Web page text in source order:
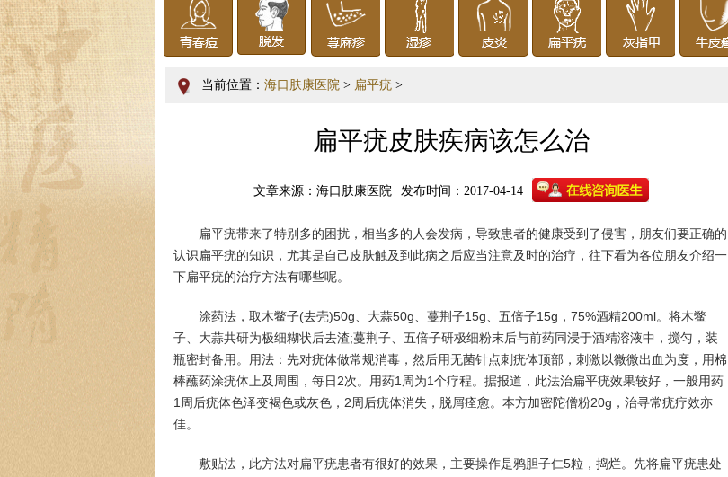
当前位置： 海口肤康医院 > 扁平疣 >
扁平疣皮肤疾病该怎么治
文章来源：海口肤康医院 发布时间：2017-04-14
扁平疣带来了特别多的困扰，相当多的人会发病，导致患者的健康受到了侵害，朋友们要正确的
认识扁平疣的知识，尤其是自己皮肤触及到此病之后应当注意及时的治疗，往下看为各位朋友介绍一
下扁平疣的治疗方法有哪些呢。
涂药法，取木鳖子(去壳)50g、大蒜50g、蔓荆子15g、五倍子15g，75%酒精200ml。将木鳖
子、大蒜共研为极细糊状后去渣;蔓荆子、五倍子研极细粉末后与前药同浸于酒精溶液中，搅匀，装
瓶密封备用。用法：先对疣体做常规消毒，然后用无菌针点刺疣体顶部，刺激以微微出血为度，用棉
棒蘸药涂疣体上及周围，每日2次。用药1周为1个疗程。据报道，此法治扁平疣效果较好，一般用药
1周后疣体色泽变褐色或灰色，2周后疣体消失，脱屑痊愈。本方加密陀僧粉20g，治寻常疣疗效亦
佳。
敷贴法，此方法对扁平疣患者有很好的效果，主要操作是鸦胆子仁5粒，捣烂。先将扁平疣患处